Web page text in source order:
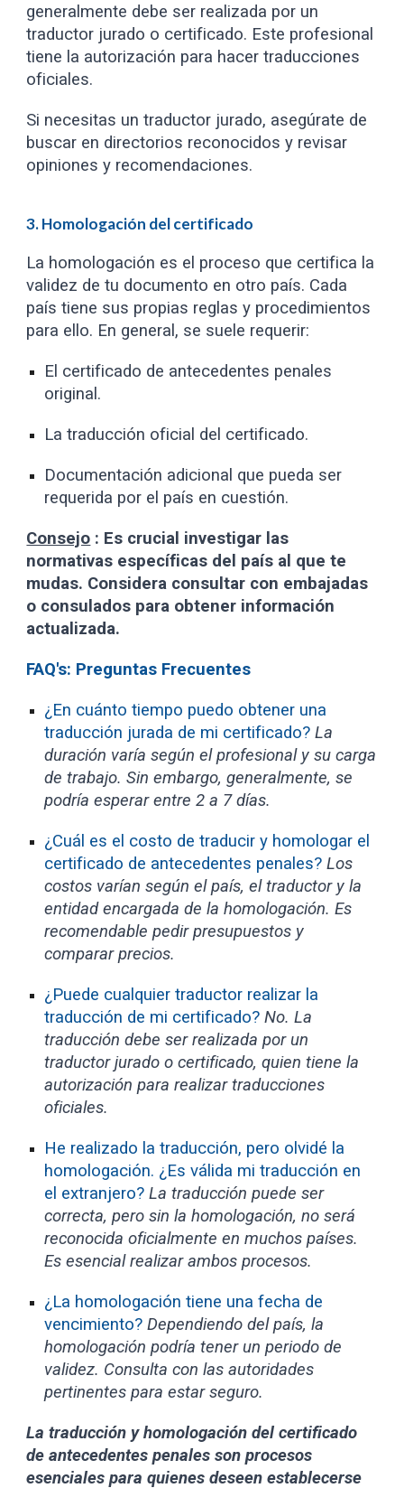
generalmente debe ser realizada por un
traductor jurado o certificado. Este profesional
tiene la autorización para hacer traducciones
oficiales.
Si necesitas un traductor jurado, asegúrate de
buscar en directorios reconocidos y revisar
opiniones y recomendaciones.
3. Homologación del certificado
La homologación es el proceso que certifica la
validez de tu documento en otro país. Cada
país tiene sus propias reglas y procedimientos
para ello. En general, se suele requerir:
El certificado de antecedentes penales
original.
La traducción oficial del certificado.
Documentación adicional que pueda ser
requerida por el país en cuestión.
Consejo : Es crucial investigar las
normativas específicas del país al que te
mudas. Considera consultar con embajadas
o consulados para obtener información
actualizada.
FAQ's: Preguntas Frecuentes
¿En cuánto tiempo puedo obtener una
traducción jurada de mi certificado?La
duración varía según el profesional y su carga
de trabajo. Sin embargo, generalmente, se
podría esperar entre 2 a 7 días.
¿Cuál es el costo de traducir y homologar el
certificado de antecedentes penales? Los
costos varían según el país, el traductor y la
entidad encargada de la homologación. Es
recomendable pedir presupuestos y
comparar precios.
¿Puede cualquier traductor realizar la
traducción de mi certificado?No. La
traducción debe ser realizada por un
traductor jurado o certificado, quien tiene la
autorización para realizar traducciones
oficiales.
He realizado la traducción, pero olvidé la
homologación. ¿Es válida mi traducción en
el extranjero? La traducción puede ser
correcta, pero sin la homologación, no será
reconocida oficialmente en muchos países.
Es esencial realizar ambos procesos.
¿La homologación tiene una fecha de
vencimiento?Dependiendo del país, la
homologación podría tener un periodo de
validez. Consulta con las autoridades
pertinentes para estar seguro.
La traducción y homologación del certificado
de antecedentes penales son procesos
esenciales para quienes deseen establecerse